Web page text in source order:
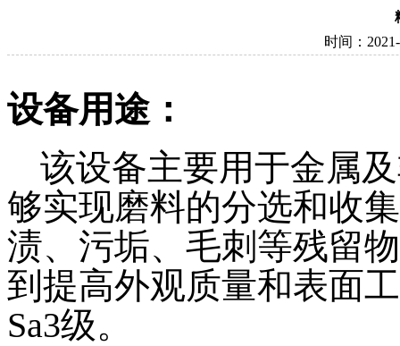
时间：
设备用途：
该设备主要用于金属
够实现磨料的分选和收
渍、污垢、毛刺等残留
到提高外观质量和表面
Sa3级。